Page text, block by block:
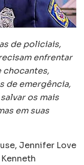
de policiais,
enfrentar
chocantes,
de emergência,
os mais
em suas
Jennifer Love